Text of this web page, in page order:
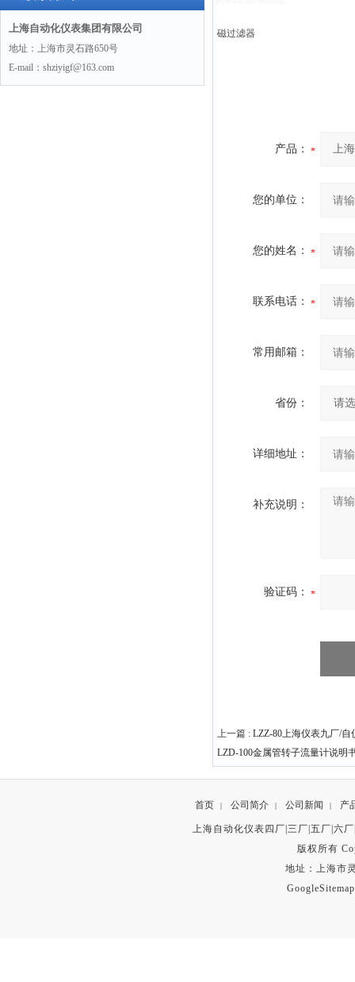
上海自动化仪表集团有限公司
地址：上海市灵石路650号
E-mail：shziyigf@163.com
磁过滤器
产品：
您的单位：
您的姓名：
联系电话：
常用邮箱：
省份：
详细地址：
补充说明：
验证码：
上一篇 : LZZ-80上海仪表九厂/
LZD-100金属管转子流量计说明
首页 | 公司简介 | 公司新闻 | 产
上海自动化仪表四厂|三厂|五厂|六
版权所有
地址：上海市
GoogleSitemap